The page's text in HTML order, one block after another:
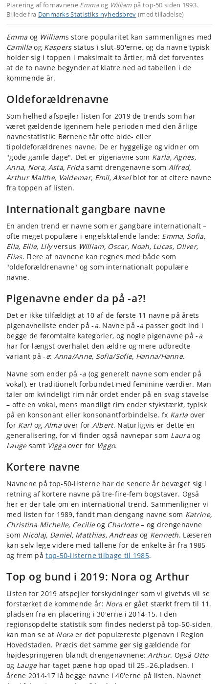
Placering af fornavneneEmmaog William på top-50 siden 1993.
Billede fra Danmarks Statistiks nyhedsbrev (med tilladelse)
Emma og Williams store popularitet kan sammenlignes med
Camilla og Kaspersstatus i slut-80'erne, og da navne typisk
holder sig i toppen i maksimalt to årtier, må det forventes
at de to navne begynder at klatre ned ad tabellen i de
kommende år.
Oldeforældrenavne
Som helhed afspejler listen for 2019 de trends som har
været gældende igennem hele perioden med den årlige
navnestatistik: Børnene får ofte olde- eller
tipoldeforældrenes navne. De er hyggelige og vidner om
"gode gamle dage". Det er pigenavne som Karla, Agnes,
Anna, Nora, Asta, Fridasamt drengenavne som Alfred,
Arthur Malthe, Valdemar, Emil, Akselblot for at citere navne
fra toppen af listen.
Internationalt gangbare navne
En anden trend er navne som er gangbare internationalt –
ofte meget populære i engelsktalende lande: Emma, Sofia,
Ella, Ellie, Lilyversus William, Oscar, Noah, Lucas, Oliver,
Elias. Flere af navnene kan regnes med både som
"oldeforældrenavne" og som internationalt populære
navne.
Pigenavne ender da på -a?!
Det er ikke tilfældigt at 10 af de første 11 navne på årets
pigenavneliste ender på -a. Navne på -a passer godt ind i
begge de føromtalte kategorier, og nogle pigenavne på -a
har for længst overhalet den ældre og mere udbredte
variant på -e: Anna/Anne, Sofia/Sofie, Hanna/Hanne.
Navne som ender på -a (og generelt navne som ender på
vokal), er traditionelt forbundet med feminine værdier. Man
taler om kvindeligt rim når ordet ender på en svag stavelse
– ofte en vokal, mens mandligt rim ender stykstærkt, typisk
på en konsonant eller konsonantforbindelse. fx Karla over
for Karlog Almaover for Albert. Naturligvis er dette en
generalisering, for vi finder også navnepar som Lauraog
Laugesamt Viggaover for Viggo.
Kortere navne
Navnene på top-50-listerne har de senere år bevæget sig i
retning af kortere navne på tre-fire-fem bogstaver. Også
her er der tale om en international trend. Sammenligner vi
med listen for 1989, fandt man dengang navne som Katrine,
Christina Michelle, Cecilieog Charlotte– og drengenavne
som Nicolaj, Daniel, Matthias, Andreasog Kenneth. Læseren
kan selv lege videre med tallene for de enkelte år fra 1985
og frem påtop-50-listerne tilbage til 1985.
Top og bund i 2019: Nora og Arthur
Listen for 2019 afspejler forskydninger som vi givetvis vil se
forstærket de kommende år: Nora er gået stærkt frem til 11.
pladsen fra en placering i 30'erne i 2014-15. I den
regionsopdelte statistik som findes nederst på top-50-siden,
kan man se at Nora er det populæreste pigenavn i Region
Hovedstaden. Præcis det samme gør sig gældende for
højdespringeren blandt drengenavnene:Arthur. Også Otto
og Laugehar taget pæne hop opad til 25.-26.pladsen. I
årene 2014-17 lå begge navne i 40'erne på listen. Navnet